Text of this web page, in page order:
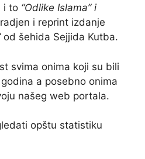
i to “Odlike Islama” i
i reprint izdanje
od šehida Sejjida Kutba.
svima onima koji su bili
a posebno onima
našeg web portala.
opštu statistiku